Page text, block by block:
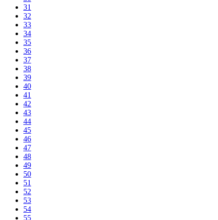
31
32
33
34
35
36
37
38
39
40
41
42
43
44
45
46
47
48
49
50
51
52
53
54
55